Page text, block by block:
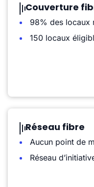
Couverture
98% des locaux
150 locaux
Réseau fibre
Aucun point de
Réseau